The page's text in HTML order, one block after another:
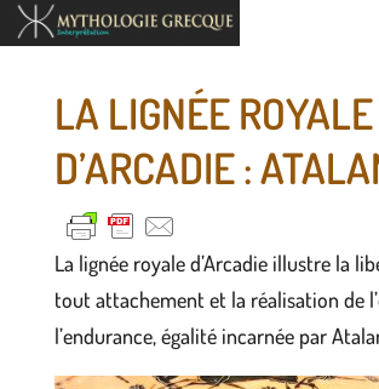
LA LIGNÉE ROYALE
D’ARCADIE :
La lignée royale d’Arcadie illustre la
tout attachement et la réalisation de
l’endurance, égalité incarnée par